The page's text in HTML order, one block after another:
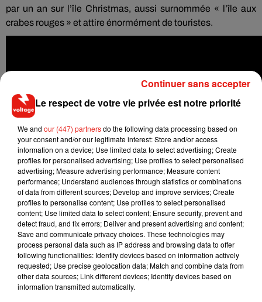
par un an sur l’île Christmas, aussi surnommée « l’île aux
crabes rouges » et attire énormément de touristes.
Musique
Le respect de votre vie privée est notre priorité
We and our (447) partnersdo the following data processing based on
your consent and/or our legitimate interest: Store and/or access
information on a device; Use limited data to select advertising; Create
profiles for personalised advertising; Use profiles to select personalised
advertising; Measure advertising performance; Measure content
performance; Understand audiences through statistics or combinations
of data from different sources; Develop and improve services; Create
profiles to personalise content; Use profiles to select personalised
content; Use limited data to select content; Ensure security, prevent and
detect fraud, and fix errors; Deliver and present advertising and content;
Save and communicate privacy choices. These technologies may
process personal data such as IP address and browsing data to offer
following functionalities: Identify devices based on information actively
requested; Use precise geolocation data; Match and combine data from
other data sources; Link different devices; Identify devices based on
information transmitted automatically.
Continuer sans accepter